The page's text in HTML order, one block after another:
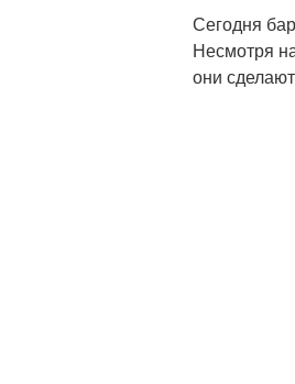
Сегодня
Несмотря
они